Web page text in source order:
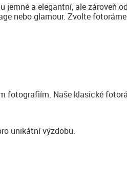
a elegantní, ale zároveň
nebo glamour. Zvolte
fotografiím. Naše klasické
unikátní výzdobu.